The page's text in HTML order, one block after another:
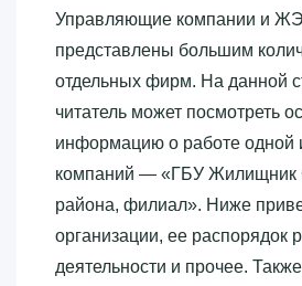
Управляющие компании и
представлены большим
отдельных фирм. На данной
читатель может посмотреть
информацию о работе одной
компаний — «‎ГБУ Жилищник
района, филиал»‎. Ниже
организации, ее распорядок
деятельности и прочее.